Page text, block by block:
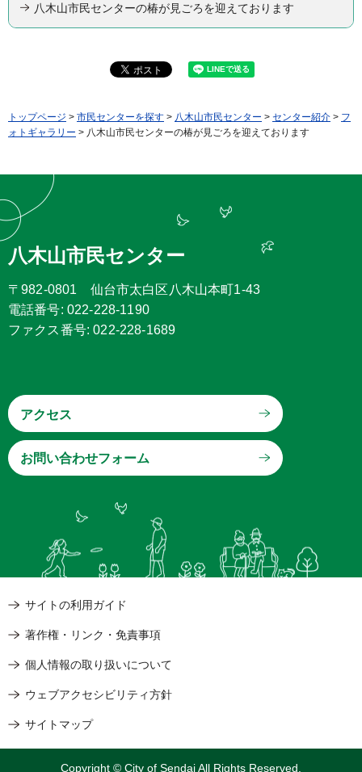
八木山市民センターの椿が見ごろを迎えております
トップページ > 市民センターを探す > 八木山市民センター > センター紹介 > フ
ォトギャラリー > 八木山市民センターの椿が見ごろを迎えております
八木山市民センター
〒982-0801 仙台市太白区八木山本町1-43
電話番号: 022-228-1190
ファクス番号: 022-228-1689
アクセス
サイトの利用ガイド
著作権・リンク・免責事項
個人情報の取り扱いについて
ウェブアクセシビリティ方針
サイトマップ
Copyright © City of Sendai All Rights Reserved.